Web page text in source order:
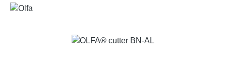
Bildergalerie überspringen